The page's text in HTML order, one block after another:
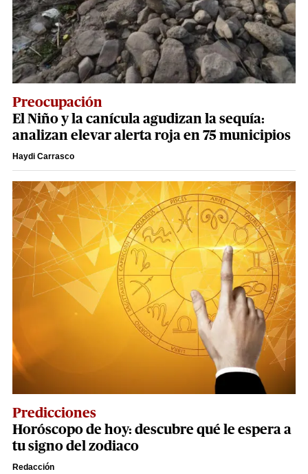
Preocupación
El Niño y la canícula agudizan la sequía:
analizan elevar alerta roja en 75 municipios
Haydi Carrasco
Predicciones
Horóscopo de hoy: descubre qué le espera a
tu signo del zodiaco
Redacción